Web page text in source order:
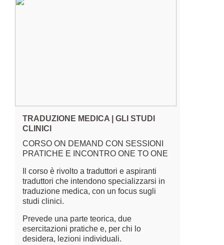
TRADUZIONE MEDICA | GLI STUDI
CLINICI
CORSO ON DEMAND CON SESSIONI
PRATICHE E INCONTRO ONE TO ONE
Il corso è rivolto a traduttori e aspiranti
traduttori che intendono specializzarsi in
traduzione medica, con un focus sugli
studi clinici.
Prevede una parte teorica, due
esercitazioni pratiche e, per chi lo
desidera, lezioni individuali.